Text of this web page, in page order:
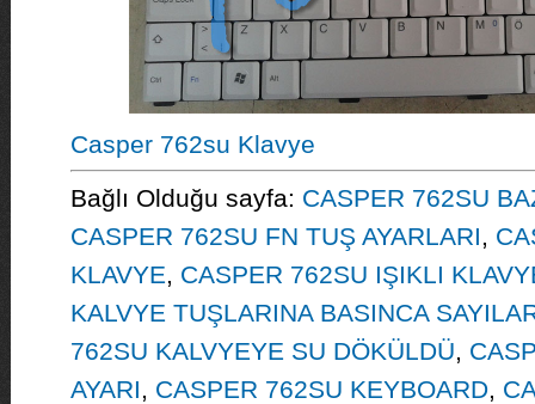
Casper 762su Klavye
Bağlı Olduğu sayfa: CASPER 762SU
CASPER 762SU FN TUŞ AYARLARI,
KLAVYE, CASPER 762SU IŞIKLI
KALVYE TUŞLARINA BASINCA
762SU KALVYEYE SU DÖKÜLDÜ,
AYARI, CASPER 762SU KEYBOARD,